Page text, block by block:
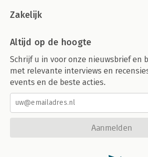
Zakelijk
Altijd op de hoogte
Schrijf u in voor onze nieuwsbrief en
met relevante interviews en
events en de beste acties.
Aanmelden